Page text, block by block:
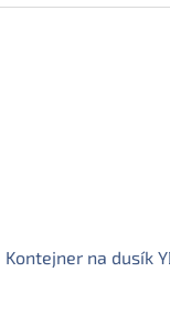
Kontejner na dusík